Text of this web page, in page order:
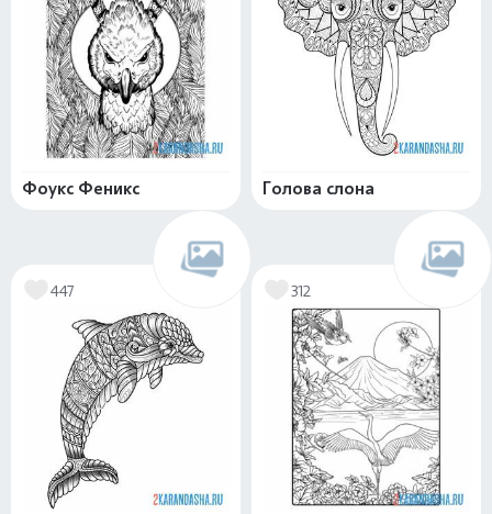
Фоукс Феникс Голова слона
447 312